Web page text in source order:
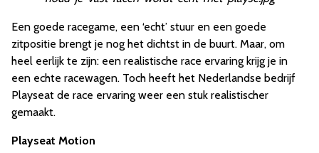
Een goede racegame, een ‘echt’ stuur en een goede
zitpositie brengt je nog het dichtst in de buurt. Maar, om
heel eerlijk te zijn: een realistische race ervaring krijg je in
een echte racewagen. Toch heeft het Nederlandse bedrijf
Playseat de race ervaring weer een stuk realistischer
gemaakt.
Playseat Motion